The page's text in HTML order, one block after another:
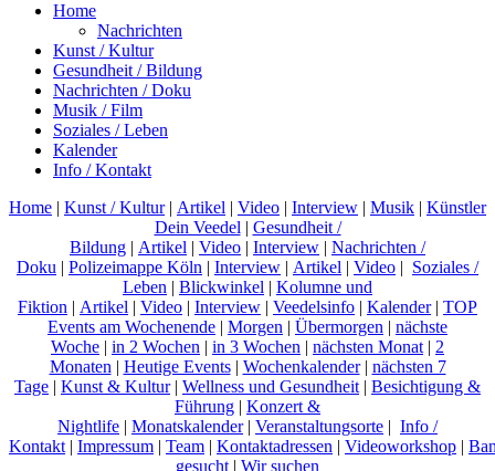
Home
Nachrichten
Kunst / Kultur
Gesundheit / Bildung
Nachrichten / Doku
Musik / Film
Soziales / Leben
Kalender
Info / Kontakt
Home | Kunst / Kultur| Artikel | Video | Interview | Musik | Künstler
Dein Veedel | Gesundheit /
Bildung | Artikel | Video | Interview | Nachrichten /
Doku | Polizeimappe Köln | Interview | Artikel | Video | Soziales /
Leben | Blickwinkel | Kolumne und
Fiktion | Artikel | Video | Interview | Veedelsinfo | Kalender| TOP
Events am Wochenende | Morgen | Übermorgen | nächste
Woche | in 2 Wochen | in 3 Wochen | nächsten Monat | 2
Monaten | Heutige Events| Wochenkalender| nächsten 7
Tage | Kunst & Kultur| Wellness und Gesundheit | Besichtigung &
Führung | Konzert &
Nightlife | Monatskalender| Veranstaltungsorte | Info /
Kontakt | Impressum | Team | Kontaktadressen | Videoworkshop |
gesucht | Wir suchen